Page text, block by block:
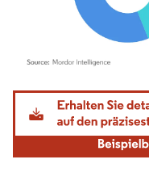
Bild © Mordor Intelligence.